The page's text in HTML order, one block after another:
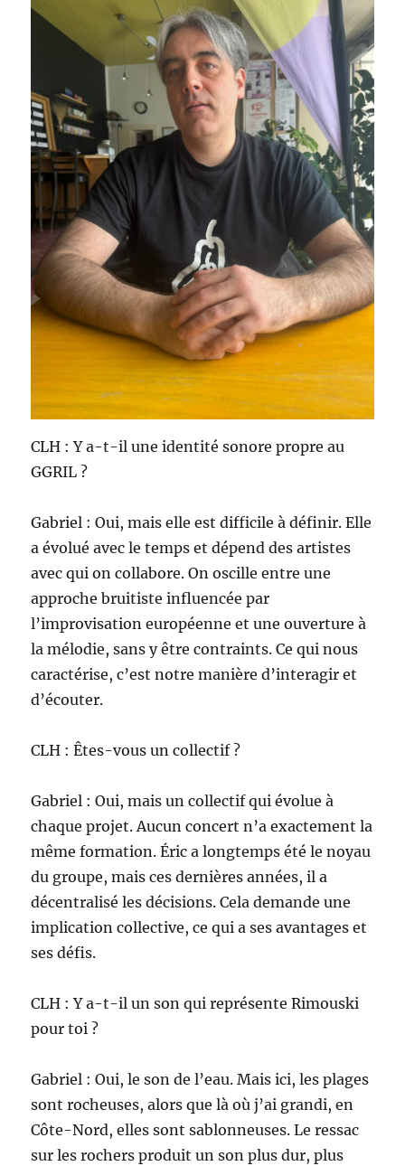
CLH : Y a-t-il une identité sonore propre au
GGRIL ?
Gabriel : Oui, mais elle est difficile à définir. Elle
a évolué avec le temps et dépend des artistes
avec qui on collabore. On oscille entre une
approche bruitiste influencée par
l’improvisation européenne et une ouverture à
la mélodie, sans y être contraints. Ce qui nous
caractérise, c’est notre manière d’interagir et
d’écouter.
CLH : Êtes-vous un collectif ?
Gabriel : Oui, mais un collectif qui évolue à
chaque projet. Aucun concert n’a exactement la
même formation. Éric a longtemps été le noyau
du groupe, mais ces dernières années, il a
décentralisé les décisions. Cela demande une
implication collective, ce qui a ses avantages et
ses défis.
CLH : Y a-t-il un son qui représente Rimouski
pour toi ?
Gabriel : Oui, le son de l’eau. Mais ici, les plages
sont rocheuses, alors que là où j’ai grandi, en
Côte-Nord, elles sont sablonneuses. Le ressac
sur les rochers produit un son plus dur, plus